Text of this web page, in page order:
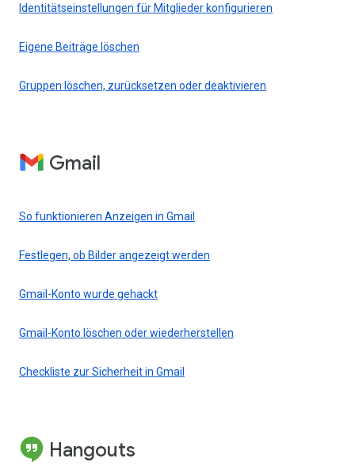
Identitätseinstellungen für Mitglieder konfigurieren
Eigene Beiträge löschen
Gruppen löschen, zurücksetzen oder deaktivieren
Gmail
So funktionieren Anzeigen in Gmail
Festlegen, ob Bilder angezeigt werden
Gmail-Konto wurde gehackt
Gmail-Konto löschen oder wiederherstellen
Checkliste zur Sicherheit in Gmail
Hangouts